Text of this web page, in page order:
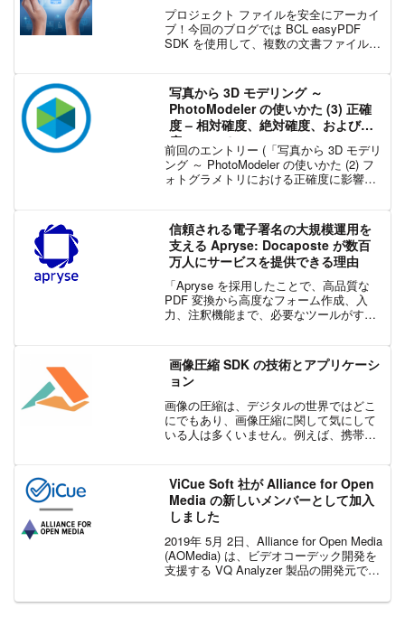
プロジェクト ファイルを安全にアーカイ
ブ！今回のブログでは BCL easyPDF
SDK を使用して、複数の文書ファイルを
日々発生する多種多様な文書をどのよう
に管...
写真から 3D モデリング ～
PhotoModeler の使いかた (3) 正確
度 – 相対確度、絶対確度、および精
度について
前回のエントリー (「写真から 3D モデリ
ング ～ PhotoModeler の使いかた (2) フ
ォトグラメトリにおける正確度に影響す
「正確度」に関する概念につい...
信頼される電子署名の大規模運用を
支える Apryse: Docaposte が数百
万人にサービスを提供できる理由
「Apryse を採用したことで、高品質な
PDF 変換から高度なフォーム作成、入
力、注釈機能まで、必要なツールがすべ
クト責任者 Nacim Ham...
画像圧縮 SDK の技術とアプリケーシ
ョン
画像の圧縮は、デジタルの世界ではどこ
にでもあり、画像圧縮に関して気にして
いる人は多くいません。例えば、携帯電
多すぎるなど、一般的な圧縮の問題が立
ちはだかったとしても、...
ViCue Soft 社が Alliance for Open
Media の新しいメンバーとして加入
しました
2019年 5月 2日、Alliance for Open Media
(AOMedia) は、ビデオコーデック開発を
支援する VQ Analyzer 製品の開発元であ
としてメ...